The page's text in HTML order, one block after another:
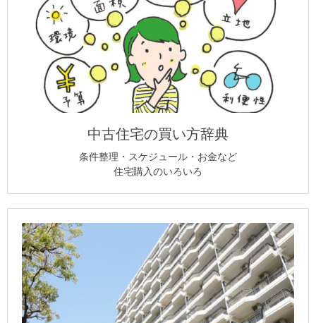
中古住宅の買い方辞典
条件整理・スケジュール・お金など
住宅購入のいろいろ